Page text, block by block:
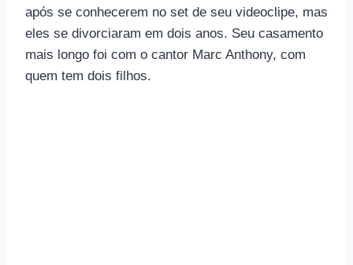
após se conhecerem no set de seu videoclipe, mas
eles se divorciaram em dois anos. Seu casamento
mais longo foi com o cantor Marc Anthony, com
quem tem dois filhos.